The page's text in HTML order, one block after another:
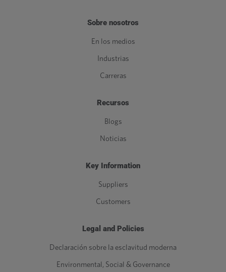
Sobre nosotros
En los medios
Industrias
Carreras
Recursos
Blogs
Noticias
Key Information
Suppliers
Customers
Legal and Policies
Declaración sobre la esclavitud moderna
Environmental, Social & Governance